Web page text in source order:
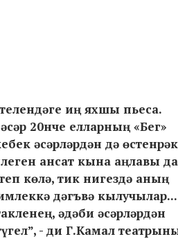
иң яхшы пьеса.
20нче елларның «Бег»
әсәрләрдән дә
ансат кына аңлавы да
көлә, тик нигездә аның
дәгъвә кылучылар...
әдәби әсәрләрдән
- ди Г.Камал